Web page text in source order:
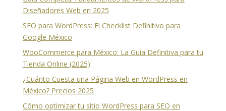
Diseñadores Web en 2025
SEO para WordPress: El Checklist Definitivo para
Google México
WooCommerce para México: La Guía Definitiva para tu
Tienda Online (2025)
¿Cuánto Cuesta una Página Web en WordPress en
México? Precios 2025
Cómo optimizar tu sitio WordPress para SEO en